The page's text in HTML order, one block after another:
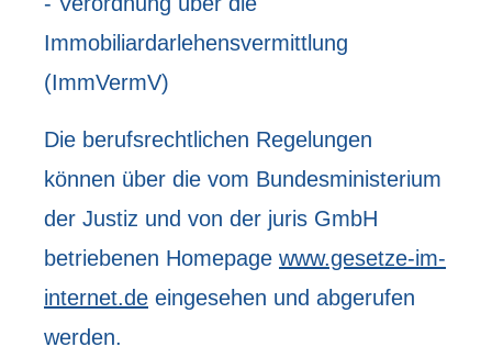
Immobiliardarlehensvermittlung
(ImmVermV)
Die berufsrechtlichen Regelungen
können über die vom Bundesministerium
der Justiz und von der juris GmbH
betriebenen Homepage www.gesetze-im-
internet.de eingesehen und abgerufen
werden.